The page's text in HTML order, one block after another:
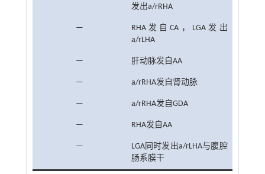
发出a/rRHA
—
RHA发自CA，LGA发出
a/rLHA
— 肝动脉发自AA
— a/rRHA发自肾动脉
— a/rRHA发自GDA
— RHA发自AA
—
LGA同时发出a/rLHA与腹腔
肠系膜干